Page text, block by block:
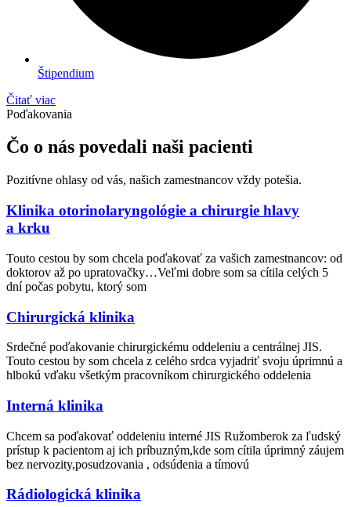
Štipendium
Čitať viac
Poďakovania
Čo o nás povedali naši pacienti
Pozitívne ohlasy od vás, našich zamestnancov vždy potešia.
Klinika otorinolaryngológie a chirurgie hlavy
a krku
Touto cestou by som chcela poďakovať za vašich zamestnancov: od
doktorov až po upratovačky…Veľmi dobre som sa cítila celých 5
dní počas pobytu, ktorý som
Chirurgická klinika
Srdečné poďakovanie chirurgickému oddeleniu a centrálnej JIS.
Touto cestou by som chcela z celého srdca vyjadriť svoju úprimnú a
hlbokú vďaku všetkým pracovníkom chirurgického oddelenia
Interná klinika
Chcem sa poďakovať oddeleniu interné JIS Ružomberok za ľudský
prístup k pacientom aj ich príbuzným,kde som cítila úprimný záujem
bez nervozity,posudzovania , odsúdenia a tímovú
Rádiologická klinika